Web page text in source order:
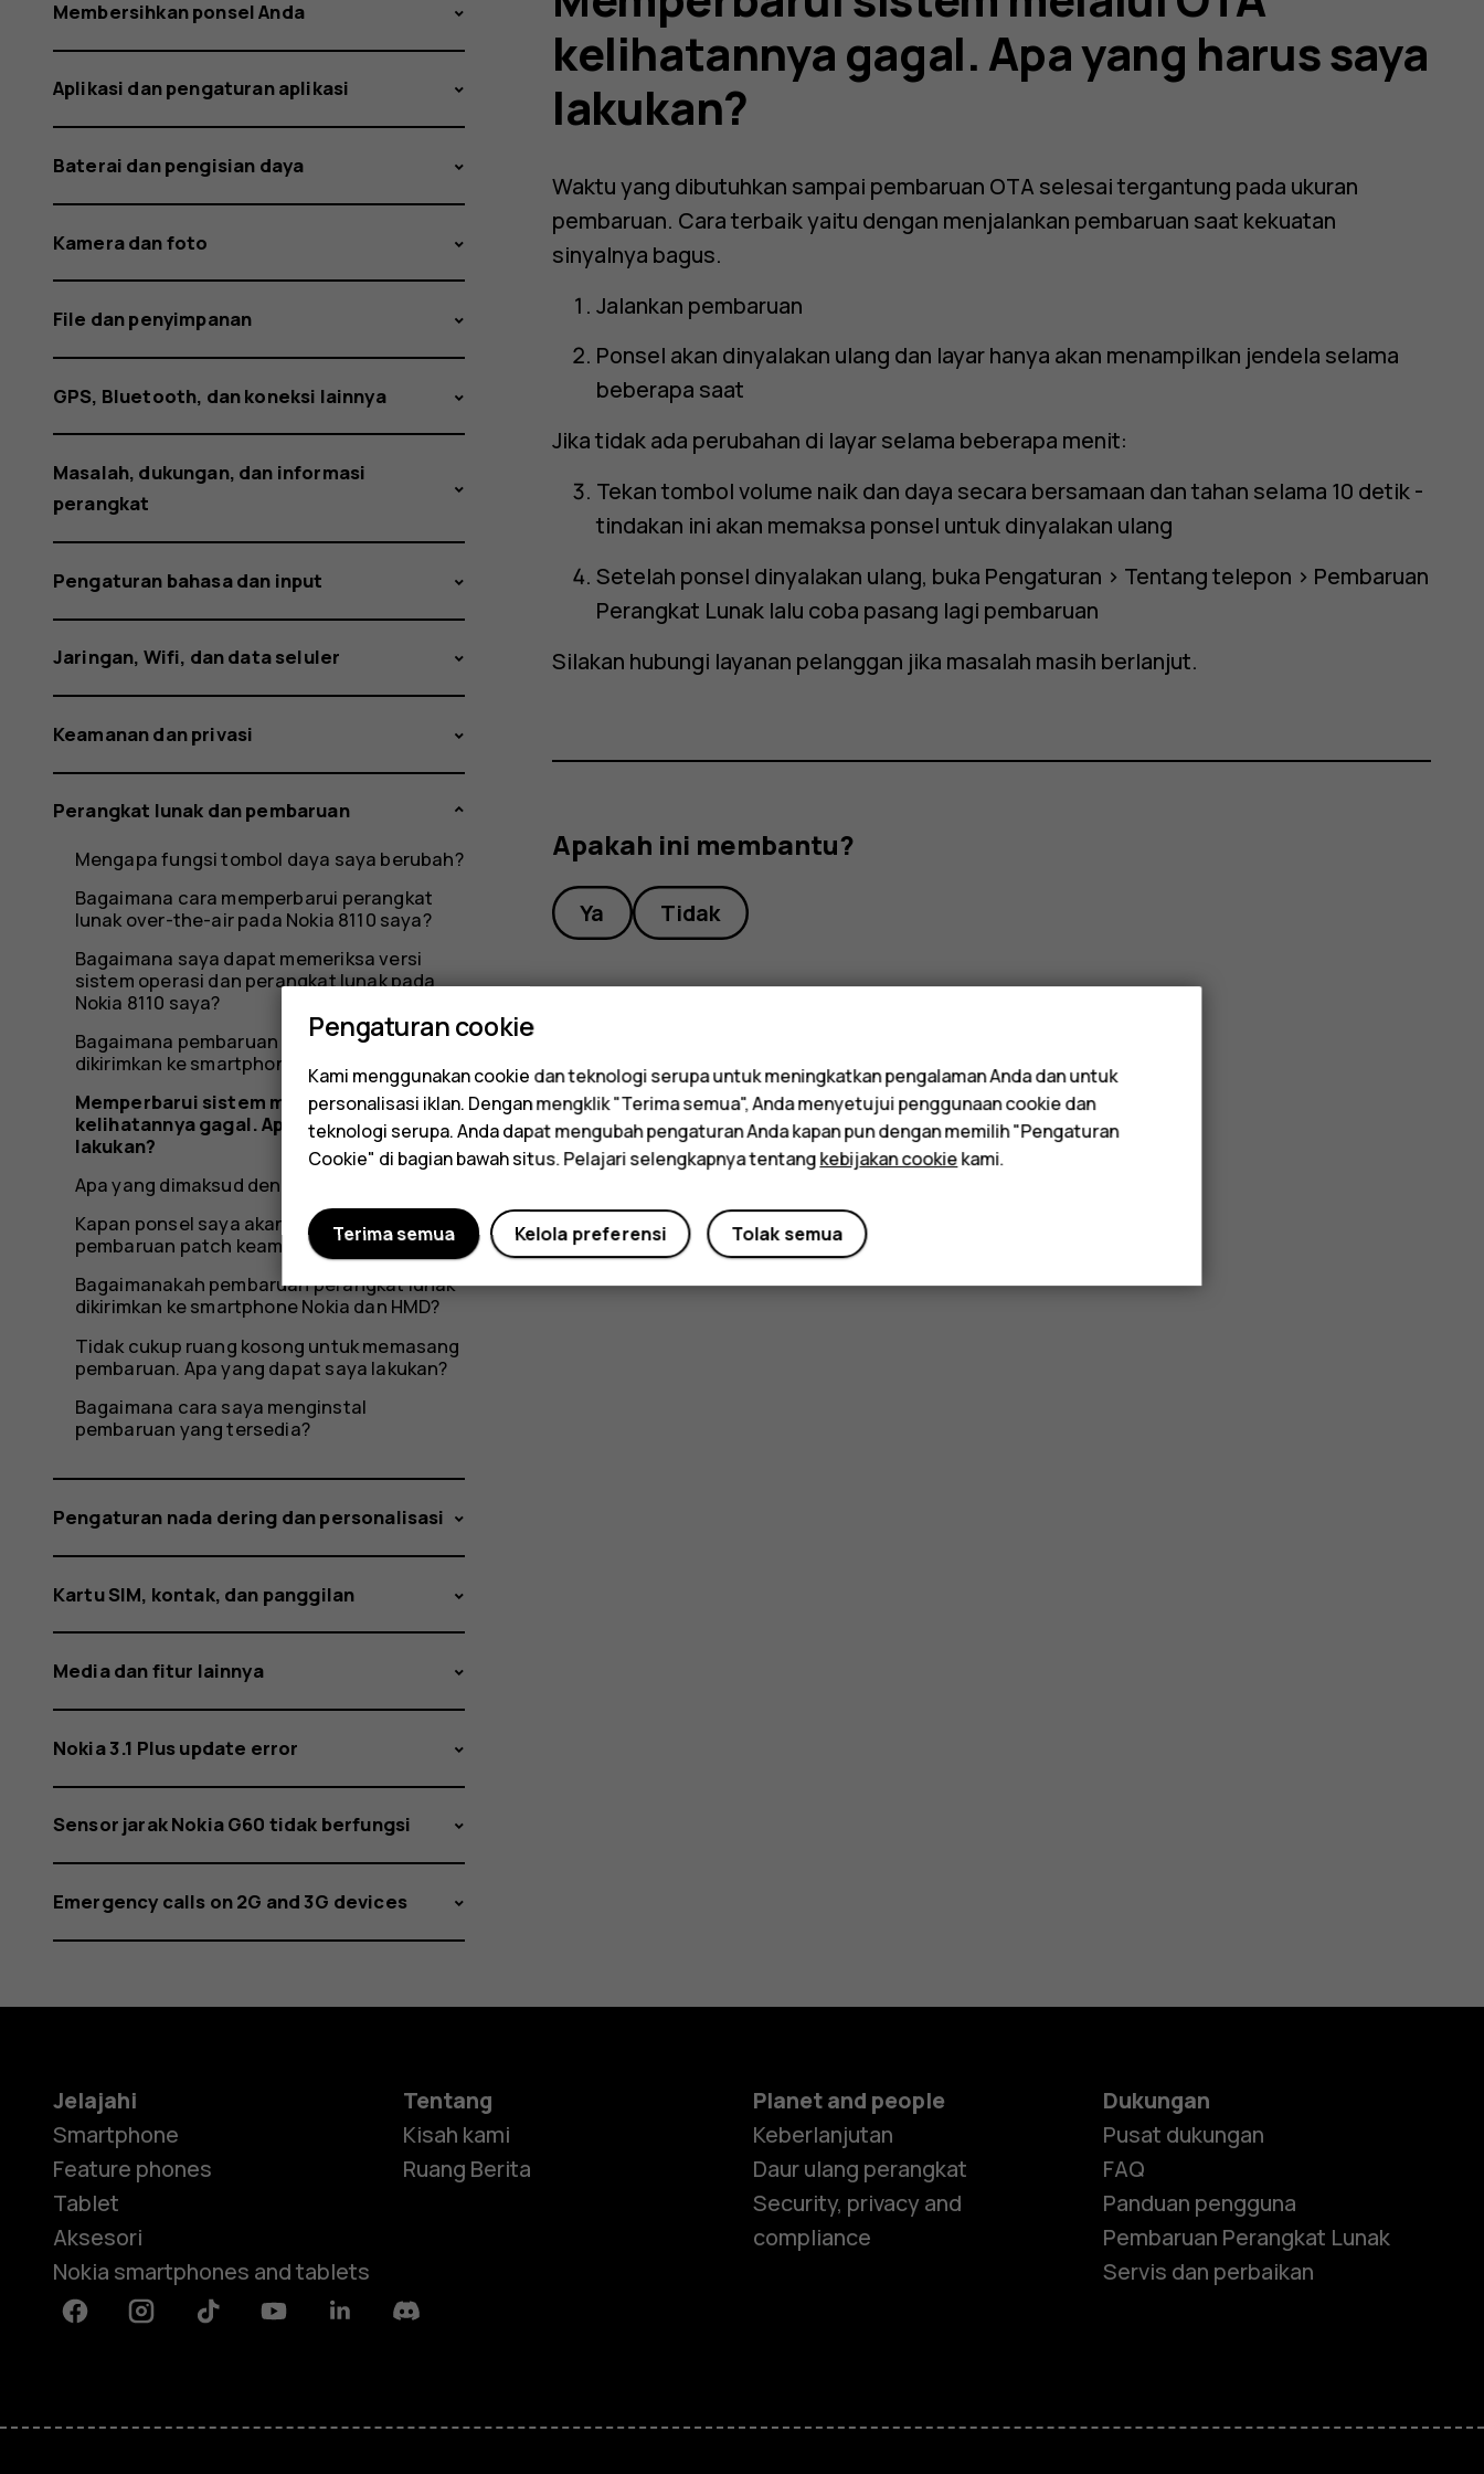
kelihatannya
gagal.
Apa
yang
harus
saya
lakukan?
Smartphone
Membersihkan ponsel Anda
Aplikasi dan pengaturan aplikasi
Baterai dan pengisian daya
Kamera dan foto
File dan penyimpanan
GPS, Bluetooth, dan koneksi lainnya
Masalah, dukungan, dan informasi
perangkat
Pengaturan bahasa dan input
Jaringan, Wifi, dan data seluler
Keamanan dan privasi
Perangkat lunak dan pembaruan
Mengapa fungsi tombol daya saya berubah?
Bagaimana cara memperbarui perangkat
lunak over-the-air pada Nokia 8110 saya?
Bagaimana saya dapat memeriksa versi
sistem operasi dan perangkat lunak pada
Nokia 8110 saya?
Bagaimana pembaruan perangkat lunak
dikirimkan ke smartphone Nokia saya?
Memperbarui sistem melalui OTA
kelihatannya gagal. Apa yang harus saya
lakukan?
Apa yang dimaksud dengan FOTA?
Kapan ponsel saya akan mendapatkan
pembaruan patch keamanan terbaru?
Bagaimanakah pembaruan perangkat lunak
dikirimkan ke smartphone Nokia dan HMD?
Tidak cukup ruang kosong untuk memasang
pembaruan. Apa yang dapat saya lakukan?
Bagaimana cara saya menginstal
pembaruan yang tersedia?
Pengaturan nada dering dan personalisasi
Kartu SIM, kontak, dan panggilan
Media dan fitur lainnya
Nokia 3.1 Plus update error
Sensor jarak Nokia G60 tidak berfungsi
Emergency calls on 2G and 3G devices
kelihatannya gagal. Apa yang harus saya
lakukan?
Waktu yang dibutuhkan sampai pembaruan OTA selesai tergantung pada ukuran
pembaruan. Cara terbaik yaitu dengan menjalankan pembaruan saat kekuatan
sinyalnya bagus.
Jalankan pembaruan
Ponsel akan dinyalakan ulang dan layar hanya akan menampilkan jendela selama
beberapa saat
Jika tidak ada perubahan di layar selama beberapa menit:
Tekan tombol volume naik dan daya secara bersamaan dan tahan selama 10 detik -
tindakan ini akan memaksa ponsel untuk dinyalakan ulang
Setelah ponsel dinyalakan ulang, buka Pengaturan > Tentang telepon > Pembaruan
Perangkat Lunak lalu coba pasang lagi pembaruan
Silakan hubungi layanan pelanggan jika masalah masih berlanjut.
Apakah ini membantu?
Ya Tidak
Jelajahi
Smartphone
Feature phones
Tablet
Aksesori
Nokia smartphones and tablets
Tentang
Kisah kami
Ruang Berita
Planet and people
Keberlanjutan
Daur ulang perangkat
Security, privacy and
compliance
Dukungan
Pusat dukungan
FAQ
Panduan pengguna
Pembaruan Perangkat Lunak
Servis dan perbaikan
FacebookInstagramTiktok YoutubeLinkedinDiscord
Pengaturan cookie
Kami menggunakan cookie dan teknologi serupa untuk meningkatkan pengalaman Anda dan untuk
personalisasi iklan. Dengan mengklik "Terima semua", Anda menyetujui penggunaan cookie dan
teknologi serupa. Anda dapat mengubah pengaturan Anda kapan pun dengan memilih "Pengaturan
Cookie" di bagian bawah situs. Pelajari selengkapnya tentangkebijakan cookiekami.
Tolak semua
Kelola preferensi
Terima semua